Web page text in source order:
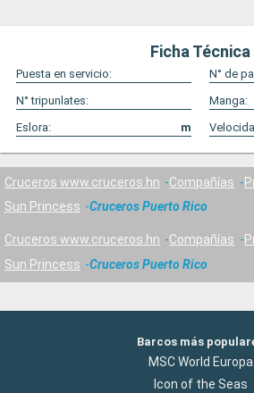
Ficha Técnica
Puesta en servicio:
N° de
N° tripunlates:
Manga:
Eslora:
m
Cruceros www.cruceros.hn Compañías
Sun Princess
Cruceros Puerto Rico
Cruceros www.cruceros.hn Compañías
Sun Princess
Cruceros Puerto Rico
Barcos más
MSC World Europa
Icon of the Seas